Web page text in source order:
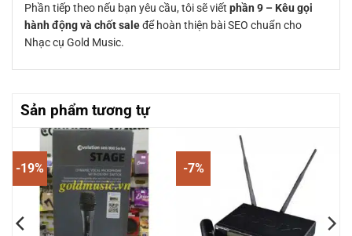
Phần tiếp theo nếu bạn yêu cầu, tôi sẽ viết phần 9 – Kêu gọi
hành động và chốt saleđể hoàn thiện bài SEO chuẩn cho
Nhạc cụ Gold Music.
Sản phẩm tương tự
-19% -7%